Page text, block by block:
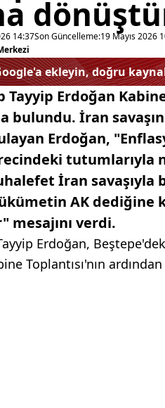
14:37Son Güncelleme:19 Mayıs 2026
ekleyin, doğru
Tayyip Erdoğan
bulundu. İran
Erdoğan,
tutumlarıyla
İran savaşıyla
AK dediğine
mesajını verdi.
Erdoğan,
Toplantısı'nın